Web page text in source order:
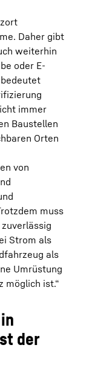
Daher gibt
weiterhin
oder E-
immer
Baustellen
Orten
von
muss
Strom als
als
Umrüstung
möglich ist.“
der